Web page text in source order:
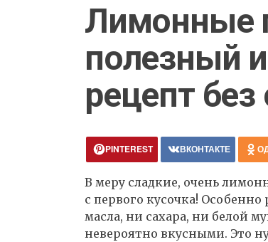
Лимонные
полезный
рецепт без
PINTEREST ВКОНТАКТЕ
В меру сладкие, очень
с первого кусочка! Особенно
масла, ни сахара, ни белой
невероятно вкусными. Это